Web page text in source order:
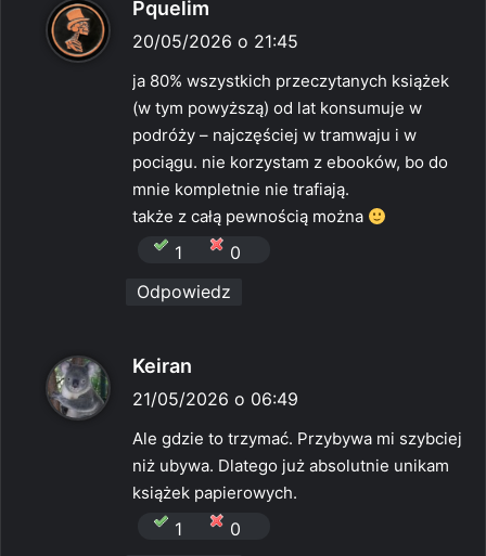
Pquelim
i
e
:
20/05/2026 o 21:45
ja 80% wszystkich przeczytanych książek
(w tym powyższą) od lat konsumuje w
podróży – najczęściej w tramwaju i w
pociągu. nie korzystam z ebooków, bo do
mnie kompletnie nie trafiają.
także z całą pewnością można
1
0
Odpowiedz
Keiran
i
e
21/05/2026 o 06:49
Ale gdzie to trzymać. Przybywa mi szybciej
niż ubywa. Dlatego już absolutnie unikam
książek papierowych.
1
0